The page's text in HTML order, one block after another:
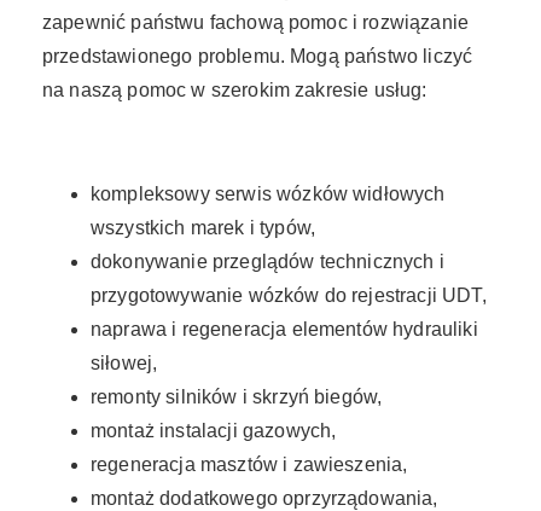
zapewnić państwu fachową pomoc i rozwiązanie
przedstawionego problemu. Mogą państwo liczyć
na naszą pomoc w szerokim zakresie usług:
kompleksowy serwis wózków widłowych
wszystkich marek i typów,
dokonywanie przeglądów technicznych i
przygotowywanie wózków do rejestracji UDT,
naprawa i regeneracja elementów hydrauliki
siłowej,
remonty silników i skrzyń biegów,
montaż instalacji gazowych,
regeneracja masztów i zawieszenia,
montaż dodatkowego oprzyrządowania,